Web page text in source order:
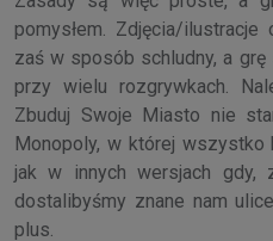
pomysłem. Zdjęcia/
zaś w sposób schludny, a
przy wielu rozgrywkach.
Zbuduj Swoje Miasto nie
Monopoly, w której wszystko
jak w innych wersjach
dostalibyśmy znane nam
plus.